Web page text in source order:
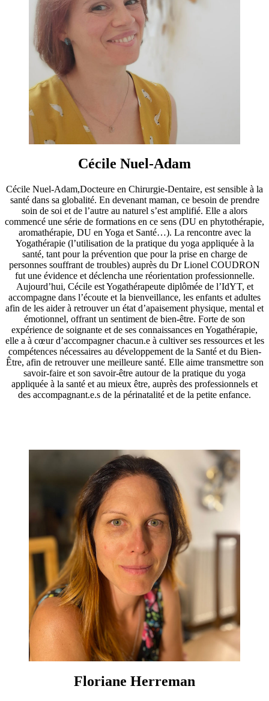
Cécile Nuel-Adam
Cécile Nuel-Adam,Docteure en Chirurgie-Dentaire, est sensible à la
santé dans sa globalité. En devenant maman, ce besoin de prendre
soin de soi et de l’autre au naturel s’est amplifié. Elle a alors
commencé une série de formations en ce sens (DU en phytothérapie,
aromathérapie, DU en Yoga et Santé…). La rencontre avec la
Yogathérapie (l’utilisation de la pratique du yoga appliquée à la
santé, tant pour la prévention que pour la prise en charge de
personnes souffrant de troubles) auprès du Dr Lionel COUDRON
fut une évidence et déclencha une réorientation professionnelle.
Aujourd’hui, Cécile est Yogathérapeute diplômée de l’IdYT, et
accompagne dans l’écoute et la bienveillance, les enfants et adultes
afin de les aider à retrouver un état d’apaisement physique, mental et
émotionnel, offrant un sentiment de bien-être. Forte de son
expérience de soignante et de ses connaissances en Yogathérapie,
elle a à cœur d’accompagner chacun.e à cultiver ses ressources et les
compétences nécessaires au développement de la Santé et du Bien-
Être, afin de retrouver une meilleure santé. Elle aime transmettre son
savoir-faire et son savoir-être autour de la pratique du yoga
appliquée à la santé et au mieux être, auprès des professionnels et
des accompagnant.e.s de la périnatalité et de la petite enfance.
Floriane Herreman